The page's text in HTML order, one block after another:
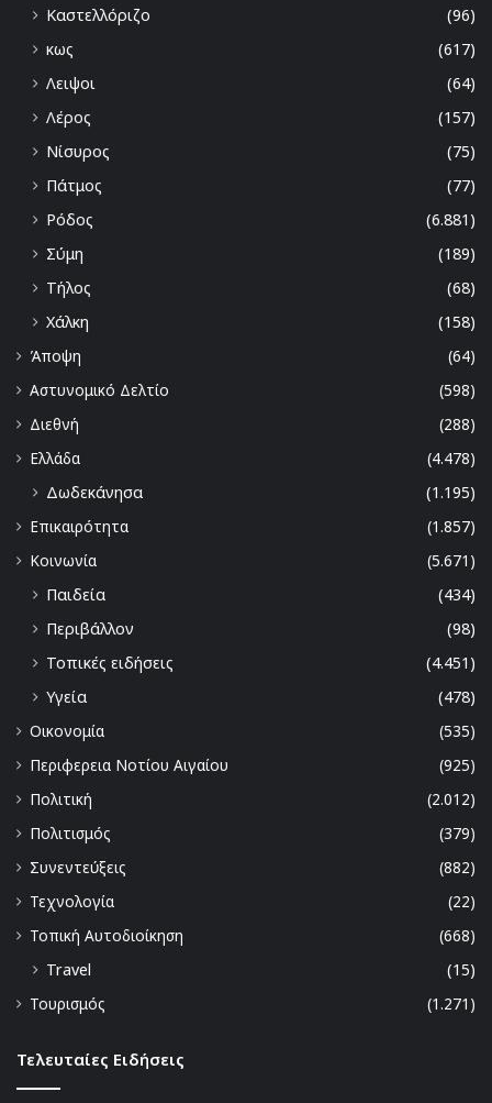
Καστελλόριζο
(96)
κως
(617)
Λειψοι
(64)
Λέρος
(157)
Νίσυρος
(75)
Πάτμος
(77)
Ρόδος
(6.881)
Σύμη
(189)
Τήλος
(68)
Χάλκη
(158)
Άποψη
(64)
Αστυνομικό Δελτίο
(598)
Διεθνή
(288)
Ελλάδα
(4.478)
Δωδεκάνησα
(1.195)
Επικαιρότητα
(1.857)
Κοινωνία
(5.671)
Παιδεία
(434)
Περιβάλλον
(98)
Τοπικές ειδήσεις
(4.451)
Υγεία
(478)
Οικονομία
(535)
Περιφερεια Νοτίου Αιγαίου
(925)
Πολιτική
(2.012)
Πολιτισμός
(379)
Συνεντεύξεις
(882)
Τεχνολογία
(22)
Τοπική Αυτοδιοίκηση
(668)
Travel
(15)
Τουρισμός
(1.271)
Τελευταίες Ειδήσεις